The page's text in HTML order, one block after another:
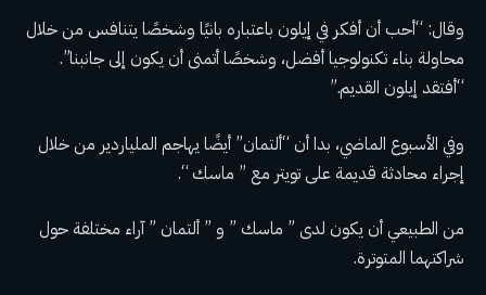
وقال: “أحب أن أفكر في إيلون باعتباره بانيًا وشخصًا يتنافس من خلال
محاولة بناء تكنولوجيا أفضل، وشخصًا أتمنى أن يكون إلى جانبنا”.
“أفتقد إيلون القديم.”
وفي الأسبوع الماضي، بدا أن “ألتمان” أيضًا يهاجم الملياردير من خلال
إجراء محادثة قديمة على تويتر مع ” ماسك “.
من الطبيعي أن يكون لدى ” ماسك ” و ” ألتمان ” آراء مختلفة حول
شراكتهما المتوترة.